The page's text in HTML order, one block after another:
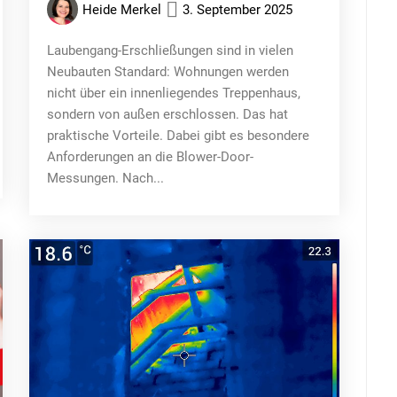
Heide Merkel 3. September 2025
Laubengang-Erschließungen sind in vielen
Neubauten Standard: Wohnungen werden
nicht über ein innenliegendes Treppenhaus,
sondern von außen erschlossen. Das hat
praktische Vorteile. Dabei gibt es besondere
Anforderungen an die Blower-Door-
Messungen. Nach...